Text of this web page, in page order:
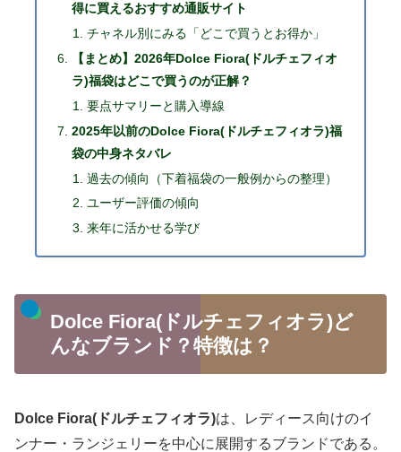
得に買えるおすすめ通販サイト
チャネル別にみる「どこで買うとお得か」
【まとめ】2026年Dolce Fiora(ドルチェフィオ
ラ)福袋はどこで買うのが正解？
要点サマリーと購入導線
2025年以前のDolce Fiora(ドルチェフィオラ)福
袋の中身ネタバレ
過去の傾向（下着福袋の一般例からの整理）
ユーザー評価の傾向
来年に活かせる学び
Dolce Fiora(ドルチェフィオラ)ど
んなブランド？特徴は？
Dolce Fiora(ドルチェフィオラ)は、レディース向けのイ
ンナー・ランジェリーを中心に展開するブランドである。